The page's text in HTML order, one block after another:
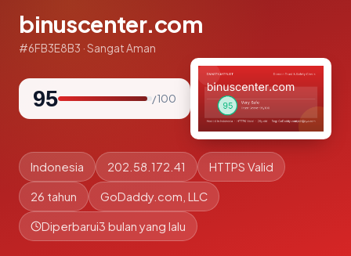
binuscenter.com
#6FB3E8B3 · Sangat Aman
95 / 100
Indonesia 202.58.172.41 HTTPS Valid
26 tahun GoDaddy.com, LLC
Diperbarui3 bulan yang lalu